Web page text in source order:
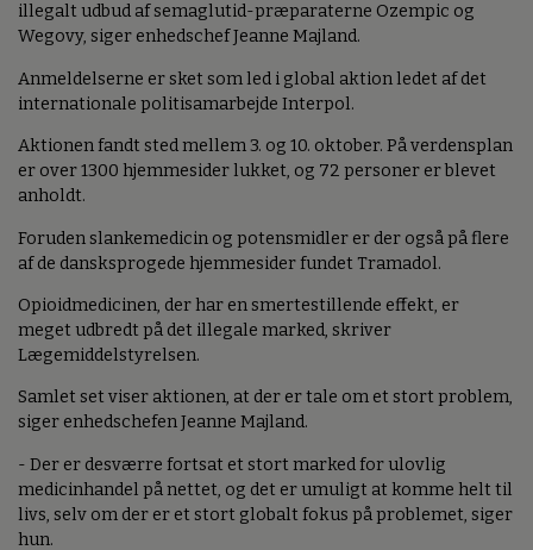
illegalt udbud af semaglutid-præparaterne Ozempic og
Wegovy, siger enhedschef Jeanne Majland.
Anmeldelserne er sket som led i global aktion ledet af det
internationale politisamarbejde Interpol.
Aktionen fandt sted mellem 3. og 10. oktober. På verdensplan
er over 1300 hjemmesider lukket, og 72 personer er blevet
anholdt.
Foruden slankemedicin og potensmidler er der også på flere
af de dansksprogede hjemmesider fundet Tramadol.
Opioidmedicinen, der har en smertestillende effekt, er
meget udbredt på det illegale marked, skriver
Lægemiddelstyrelsen.
Samlet set viser aktionen, at der er tale om et stort problem,
siger enhedschefen Jeanne Majland.
- Der er desværre fortsat et stort marked for ulovlig
medicinhandel på nettet, og det er umuligt at komme helt til
livs, selv om der er et stort globalt fokus på problemet, siger
hun.